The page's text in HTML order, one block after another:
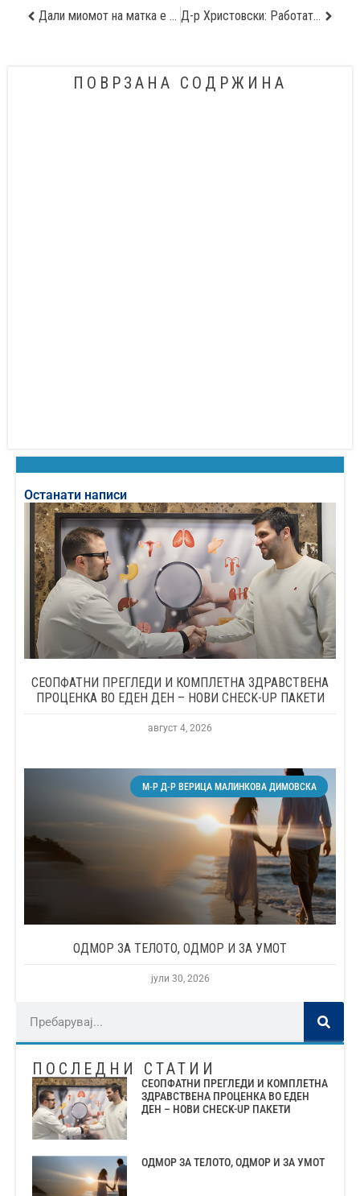
Дали миомот на матка е причина за неплодност? Д-р Христовски: Работата со деца и рекреативното трчање – мојата најголема пасија
ПОВРЗАНА СОДРЖИНА
Останати написи
СЕОПФАТНИ ПРЕГЛЕДИ И КОМПЛЕТНА ЗДРАВСТВЕНА
ПРОЦЕНКА ВО ЕДЕН ДЕН – НОВИ CHECK-UP ПАКЕТИ
август 4, 2026
М-Р Д-Р ВЕРИЦА МАЛИНКОВА ДИМОВСКА
ОДМОР ЗА ТЕЛОТО, ОДМОР И ЗА УМОТ
јули 30, 2026
ПОСЛЕДНИ СТАТИИ
СЕОПФАТНИ ПРЕГЛЕДИ И КОМПЛЕТНА
ЗДРАВСТВЕНА ПРОЦЕНКА ВО ЕДЕН
ДЕН – НОВИ CHECK-UP ПАКЕТИ
ОДМОР ЗА ТЕЛОТО, ОДМОР И ЗА УМОТ